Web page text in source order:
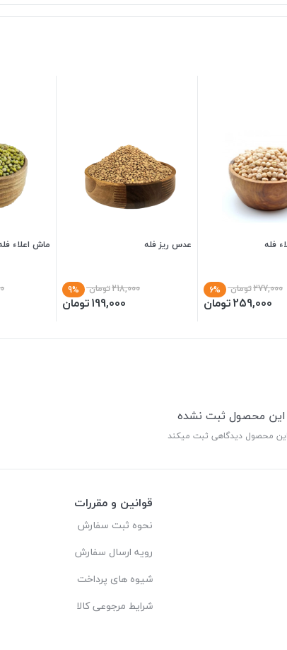
فله
277,000تومان 6%
259,000تومان
عدس ریز فله
218,000تومان 9%
199,000تومان
ماش اعلاء
این محصول ثبت نشده
این محصول دیدگاهی ثبت میکند
قوانین و مقررات
نحوه ثبت سفارش
رویه ارسال سفارش
شیوه های پرداخت
شرایط مرجوعی کالا